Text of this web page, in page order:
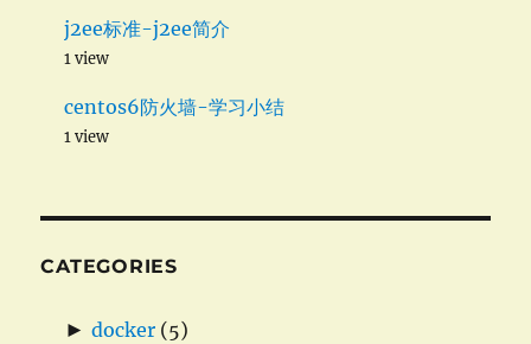
j2ee标准-j2ee简介
1 view
centos6防火墙-学习小结
1 view
CATEGORIES
► docker (5)